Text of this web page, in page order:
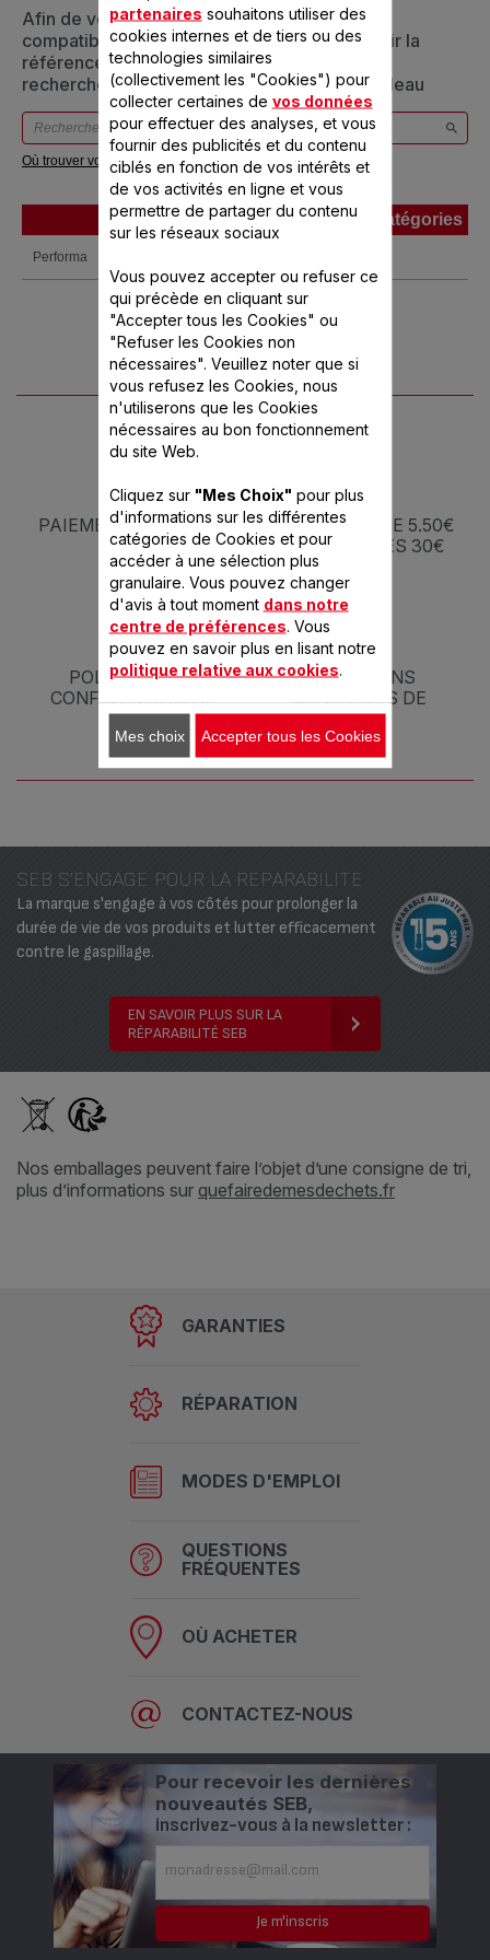
Afin de vous assurer que cet article est bien
compatible avec votre appareil, veuillez saisir la
référence de votre produit dans la barre de
recherche ci-dessous ou vous référer au tableau
Où trouver votre référence ?
Produits Références
Catégories
Performa
PAIEMENT SÉCURISÉ
5 J À PARTIR DE 5.50€
- OFFERTE DÈS 30€
POLITIQUE DE
CONFIDENTIALITÉ
CONDITIONS
GÉNÉRALES DE
VENTE
SEB S'ENGAGE POUR LA REPARABILITE
La marque s'engage à vos côtés pour prolonger la
durée de vie de vos produits et lutter efficacement
contre le gaspillage.
EN SAVOIR PLUS SUR LA
RÉPARABILITÉ SEB
Nos emballages peuvent faire l’objet d’une consigne de tri,
plus d’informations sur quefairedemesdechets.fr
GARANTIES
RÉPARATION
MODES D'EMPLOI
QUESTIONS
FRÉQUENTES
OÙ ACHETER
CONTACTEZ-NOUS
Pour recevoir les dernières
nouveautés SEB,
inscrivez-vous à la newsletter :
partenaires souhaitons utiliser des
cookies internes et de tiers ou des
technologies similaires
(collectivement les "Cookies") pour
collecter certaines de vos données
pour effectuer des analyses, et vous
fournir des publicités et du contenu
ciblés en fonction de vos intérêts et
de vos activités en ligne et vous
permettre de partager du contenu
sur les réseaux sociaux
Vous pouvez accepter ou refuser ce
qui précède en cliquant sur
"Accepter tous les Cookies" ou
"Refuser les Cookies non
nécessaires". Veuillez noter que si
vous refusez les Cookies, nous
n'utiliserons que les Cookies
nécessaires au bon fonctionnement
du site Web.
Cliquez sur "Mes Choix" pour plus
d'informations sur les différentes
catégories de Cookies et pour
accéder à une sélection plus
granulaire. Vous pouvez changer
d'avis à tout moment dans notre
centre de préférences. Vous
pouvez en savoir plus en lisant notre
politique relative aux cookies.
Mes choix Accepter tous les Cookies